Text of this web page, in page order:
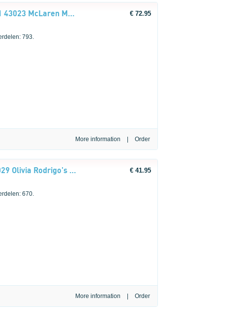
LEGO® Editions Formula 1 43023 McLaren Mastercard F1® Team helm van Lando Norris € 72.95
793.
More information
LEGO® Editions Music 43029 Olivia Rodrigo's concertmaan € 41.95
670.
More information